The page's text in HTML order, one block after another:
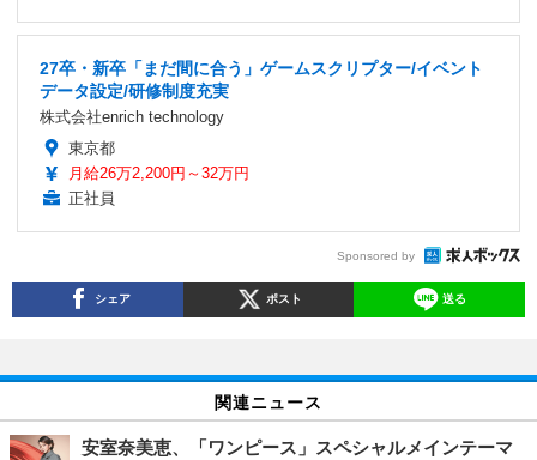
27卒・新卒「まだ間に合う」ゲームスクリプター/イベント
データ設定/研修制度充実
株式会社enrich technology
東京都
月給26万2,200円～32万円
正社員
Sponsored by
シェア ポスト 送る
関連ニュース
安室奈美恵、「ワンピース」スペシャルメインテーマ